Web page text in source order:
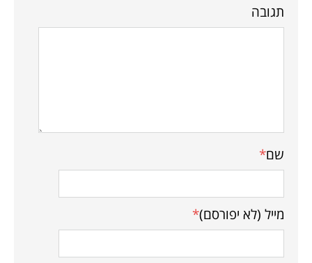
תגובה
שם*
מייל (לא יפורסם)*